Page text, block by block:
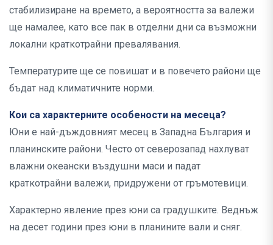
стабилизиране на времето, а вероятността за валежи
ще намалее, като все пак в отделни дни са възможни
локални краткотрайни превалявания.
Температурите ще се повишат и в повечето райони ще
бъдат над климатичните норми.
Кои са характерните особености на месеца?
Юни е най-дъждовният месец в Западна България и
планинските райони. Често от северозапад нахлуват
влажни океански въздушни маси и падат
краткотрайни валежи, придружени от гръмотевици.
Характерно явление през юни са градушките. Веднъж
на десет години през юни в планините вали и сняг.